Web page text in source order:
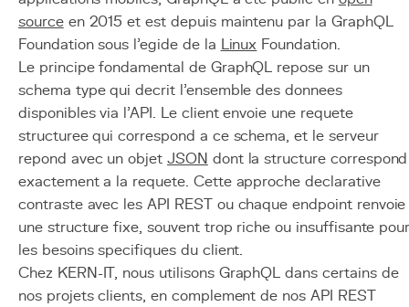
sourceen 2015 et est depuis maintenu par la GraphQL
Foundation sous l'egide de la Linux Foundation.
Le principe fondamental de GraphQL repose sur un
schema type qui decrit l'ensemble des donnees
disponibles via l'API. Le client envoie une requete
structuree qui correspond a ce schema, et le serveur
repond avec un objet JSON dont la structure correspond
exactement a la requete. Cette approche declarative
contraste avec les API REST ou chaque endpoint renvoie
une structure fixe, souvent trop riche ou insuffisante
les besoins specifiques du client.
Chez KERN-IT, nous utilisons GraphQL dans certains de
nos projets clients, en complement de nos API REST